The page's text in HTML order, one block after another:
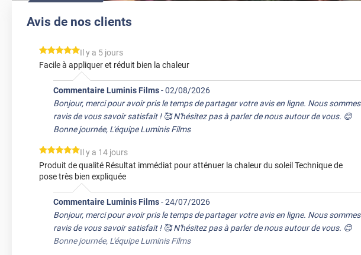
Avis de nos clients
*****
Il y a 5 jours
Facile à appliquer et réduit bien la chaleur
Commentaire Luminis Films-02/08/2026
Bonjour, merci pour avoir pris le temps de partager votre avis en ligne. Nous sommes
ravis de vous savoir satisfait ! 🥰 N'hésitez pas à parler de nous autour de vous. 😊
Bonne journée, L'équipe Luminis Films
*****
Il y a 14 jours
Produit de qualité Résultat immédiat pour atténuer la chaleur du soleil Technique de
pose très bien expliquée
Commentaire Luminis Films-24/07/2026
Bonjour, merci pour avoir pris le temps de partager votre avis en ligne. Nous sommes
ravis de vous savoir satisfait ! 🥰 N'hésitez pas à parler de nous autour de vous. 😊
Bonne journée, L'équipe Luminis Films